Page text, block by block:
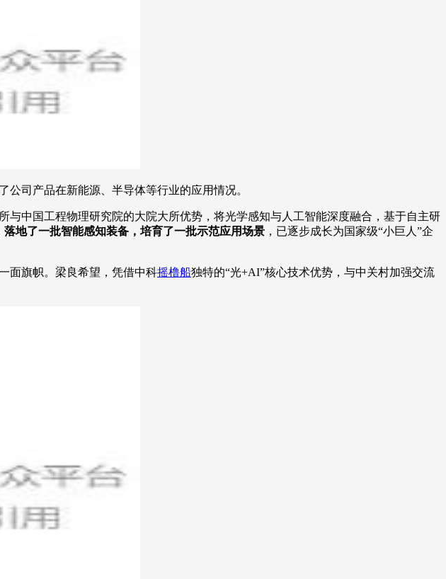
司产品在新能源、半导体等行业的应用情况。
与中国工程物理研究院的大院大所优势，将光学感知与人工智能深度融合，基于自主研
地了一批智能感知装备，培育了一批示范应用场景 ，已逐步成长为国家级“小巨人”企
面旗帜。梁良希望，凭借中科摇橹船独特的“光+AI”核心技术优势，与中关村加强交流